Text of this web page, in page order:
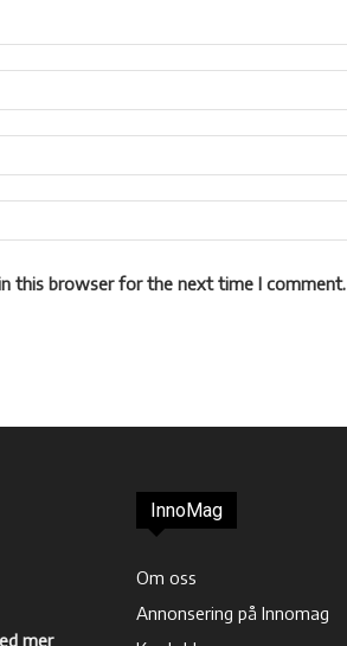
this browser for the next time I comment.
mer
InnoMag
Om oss
Annonsering på Innomag